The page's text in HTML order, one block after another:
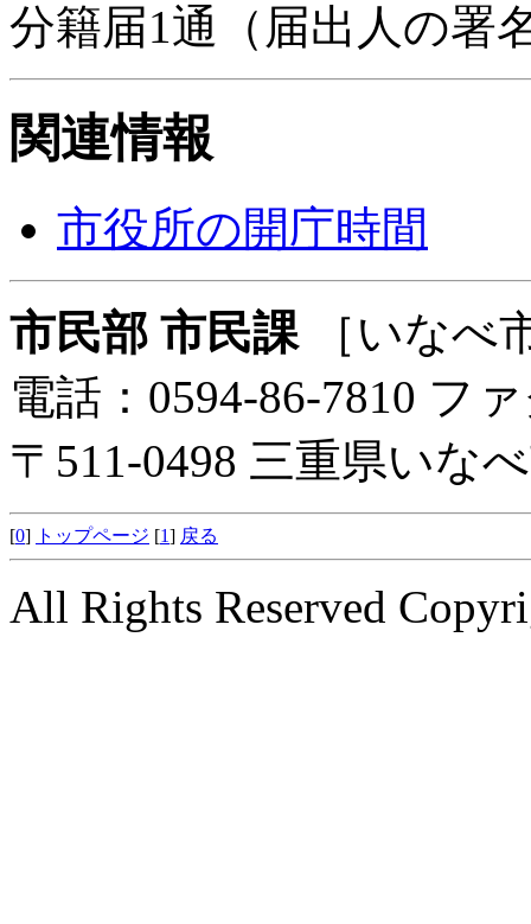
分籍届1通（届出人の署
関連情報
市役所の開庁時間
市民部 市民課［いなべ
電話：0594-86-7810 フ
〒511-0498 三重県いな
[0] トップページ [1] 戻る
All Rights Reserved